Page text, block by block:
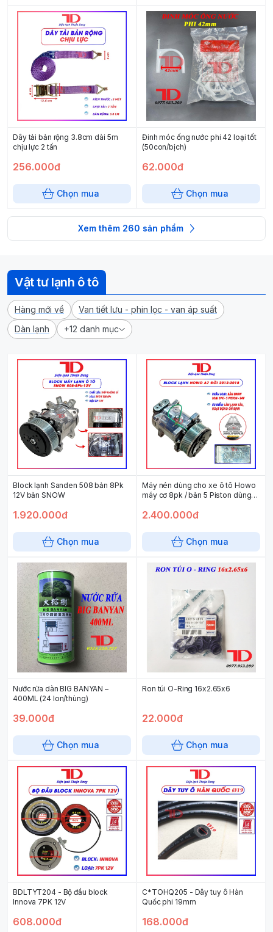
Dây tải bản rộng 3.8cm dài 5m
chịu lực 2 tấn
256.000đ
Chọn mua
Đinh móc ống nước phi 42 loại tốt
(50con/bịch)
62.000đ
Chọn mua
Xem thêm 260 sản phẩm
Vật tư lạnh ô tô
Hàng mới về
Van tiết lưu - phin lọc - van áp suất
Dàn lạnh
+12 danh mục
Block lạnh Sanden 508 bản 8Pk
12V bản SNOW
1.920.000đ
Chọn mua
Máy nén dùng cho xe ô tô Howo
máy cơ 8pk / bản 5 Piston dùng
2.400.000đ
Chọn mua
Nước rửa dàn BIG BANYAN –
400ML (24 lon/thùng)
39.000đ
Chọn mua
Ron túi O-Ring 16x2.65x6
22.000đ
Chọn mua
BDLTYT204 - Bộ đầu block
Innova 7PK 12V
608.000đ
C*TOHQ205 - Dây tuy ô Hàn
Quốc phi 19mm
168.000đ